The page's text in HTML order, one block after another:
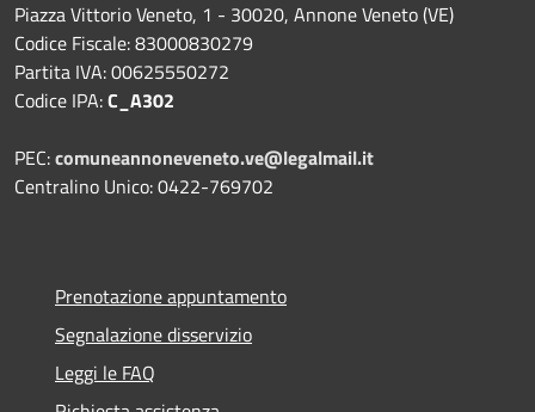
Piazza Vittorio Veneto, 1 - 30020, Annone Veneto (VE)
Codice Fiscale: 83000830279
Partita IVA: 00625550272
Codice IPA:C_A302
PEC:comuneannoneveneto.ve@legalmail.it
Centralino Unico: 0422-769702
Prenotazione appuntamento
Segnalazione disservizio
Leggi le FAQ